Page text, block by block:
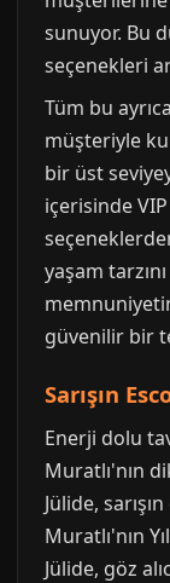
sunuyor. Bu
seçenekleri
Tüm bu
müşteriyle
bir üst
içerisinde
yaşam
güvenilir bir
Sarışın
Enerji dolu
Muratlı'nın
Jülide,
Muratlı'nın
Jülide, göz